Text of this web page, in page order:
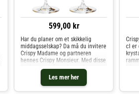
599,00 kr
Les mer her
Har du planer om et skikkelig
middagsselskap? Da må du invitere
Crispy Madame og partneren
hennes Crispy Monsieur. Med disse
to gjestene på bordet er du
garantert en perfekt kveld. Du kan
også med fordel invitere Crispy
cl er
av
det